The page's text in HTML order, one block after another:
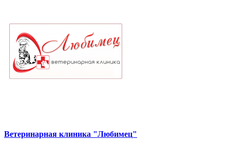
Ветеринарная клиника "Любимец"